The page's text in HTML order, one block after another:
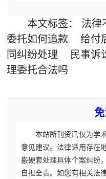
本文标签： 法律
委托如何追款
给付
同纠纷处理
民事诉
理委托合法吗
本站所刊资讯仅为学
意见建议。法律适用存在
搬硬套处理具体个案纠纷
自担全责。如您有相关法